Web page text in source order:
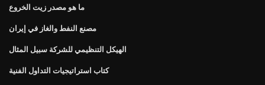
ما هو مصدر زيت الخروع
مصنع النفط والغاز في إيران
الهيكل التنظيمي للشركة سبيل المثال
كتاب استراتيجيات التداول الفنية